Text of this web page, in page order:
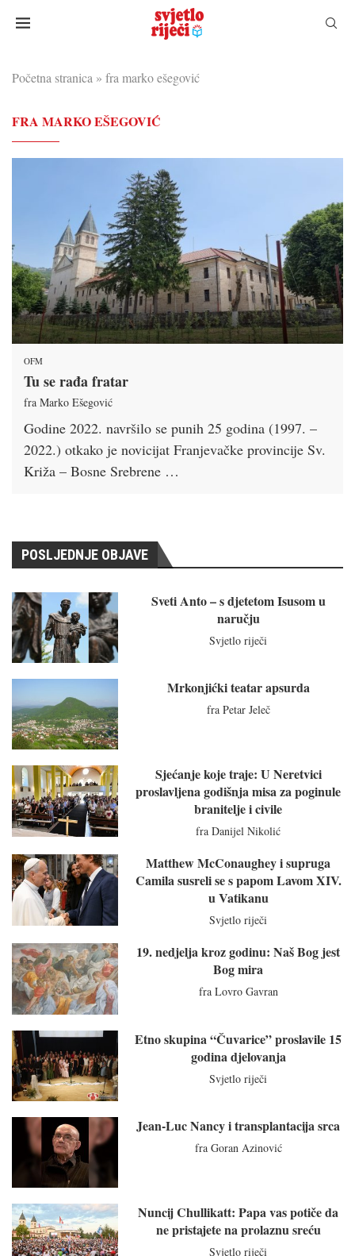
Početna stranica » fra marko ešegović
FRA MARKO EŠEGOVIĆ
OFM
Tu se rađa fratar
fra Marko Ešegović
Godine 2022. navršilo se punih 25 godina (1997. –
2022.) otkako je novicijat Franjevačke provincije Sv.
Križa – Bosne Srebrene …
POSLJEDNJE OBJAVE
Sveti Anto – s djetetom Isusom u
naručju
Svjetlo riječi
Mrkonjićki teatar apsurda
fra Petar Jeleč
Sjećanje koje traje: U Neretvici
proslavljena godišnja misa za poginule
branitelje i civile
fra Danijel Nikolić
Matthew McConaughey i supruga
Camila susreli se s papom Lavom XIV.
u Vatikanu
Svjetlo riječi
19. nedjelja kroz godinu: Naš Bog jest
Bog mira
fra Lovro Gavran
Etno skupina “Čuvarice” proslavile 15
godina djelovanja
Svjetlo riječi
Jean-Luc Nancy i transplantacija srca
fra Goran Azinović
Nuncij Chullikatt: Papa vas potiče da
ne pristajete na prolaznu sreću
Svjetlo riječi